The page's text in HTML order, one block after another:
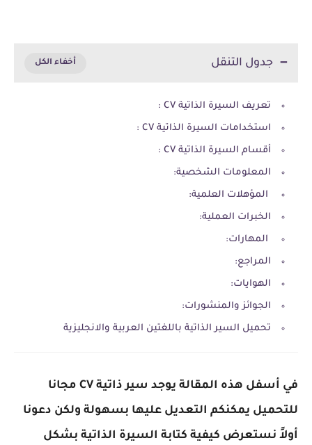
جدول التنقل
تعريف السيرة الذاتية CV :
استخدامات السيرة الذاتية CV :
أقسام السيرة الذاتية CV :
المعلومات الشخصية:
المؤهلات العلمية:
الخبرات العملية:
المهارات:
المراجع:
الهوايات:
الجوائز والمنشورات:
تحميل السير الذاتية باللغتين العربية والانجليزية
في أسفل هذه المقالة يوجد سير ذاتية CV مجانا
للتحميل يمكنكم التعديل عليها بسهولة ولكن دعونا
أولاً نستعرض كيفية كتابة السيرة الذاتية بشكل